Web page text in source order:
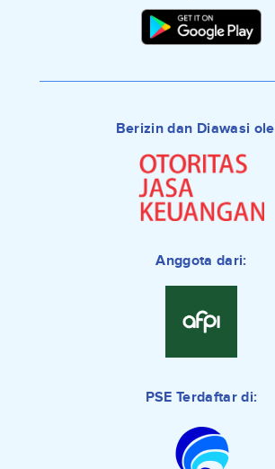
Berizin dan Diawasi
Anggota dari:
PSE Terdaftar di: